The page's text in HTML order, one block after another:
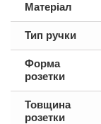
Матеріал
Тип ручки
Форма
розетки
Товщина
розетки